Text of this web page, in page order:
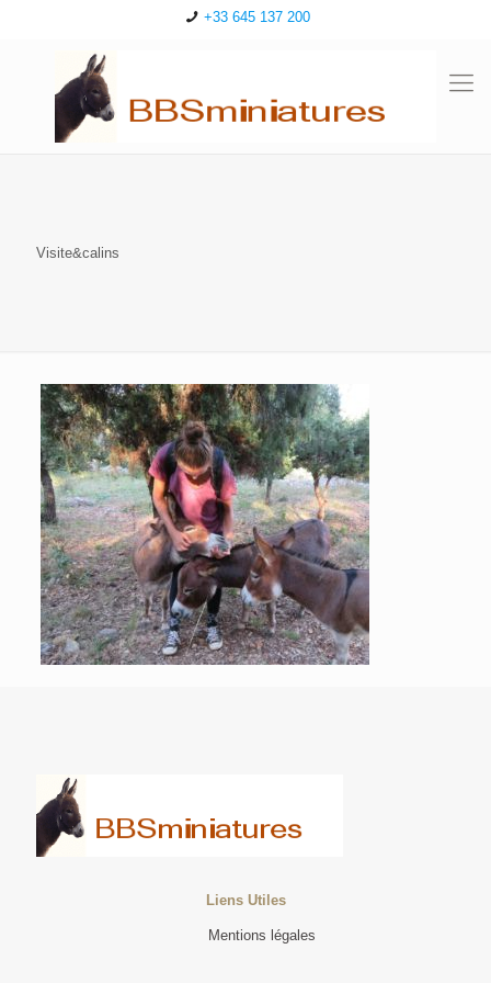
+33 645 137 200
Visite&calins
Liens Utiles
Mentions légales